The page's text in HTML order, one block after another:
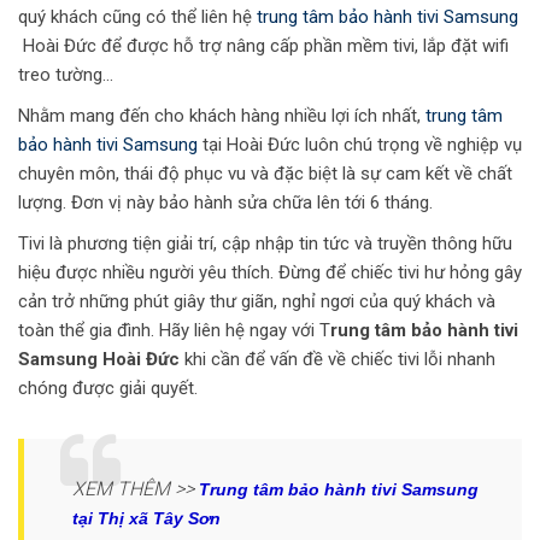
quý khách cũng có thể liên hệ trung tâm bảo hành tivi Samsung
Hoài Đức để được hỗ trợ nâng cấp phần mềm tivi, lắp đặt wifi
treo tường…
Nhằm mang đến cho khách hàng nhiều lợi ích nhất, trung tâm
bảo hành tivi Samsung tại Hoài Đức luôn chú trọng về nghiệp vụ
chuyên môn, thái độ phục vu và đặc biệt là sự cam kết về chất
lượng. Đơn vị này bảo hành sửa chữa lên tới 6 tháng.
Tivi là phương tiện giải trí, cập nhập tin tức và truyền thông hữu
hiệu được nhiều người yêu thích. Đừng để chiếc tivi hư hỏng gây
cản trở những phút giây thư giãn, nghỉ ngơi của quý khách và
toàn thể gia đình. Hãy liên hệ ngay với Trung tâm bảo hành tivi
Samsung Hoài Đức khi cần để vấn đề về chiếc tivi lỗi nhanh
chóng được giải quyết.
XEM THÊM >> Trung tâm bảo hành tivi Samsung
tại Thị xã Tây Sơn